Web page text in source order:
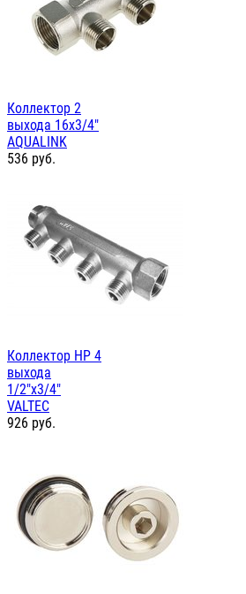
Коллектор 2
выхода 16х3/4"
AQUALINK
536 руб.
Коллектор НР 4
выхода
1/2"х3/4"
VALTEC
926 руб.